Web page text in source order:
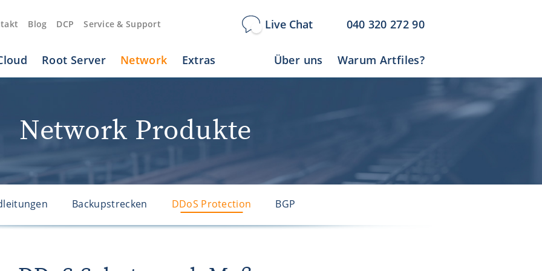
Blog DCP Service & Support Live Chat 040 320 272 90
Root Server Network Extras Über uns Warum Artfiles?
Network Produkte
Backupstrecken DDoS Protection BGP